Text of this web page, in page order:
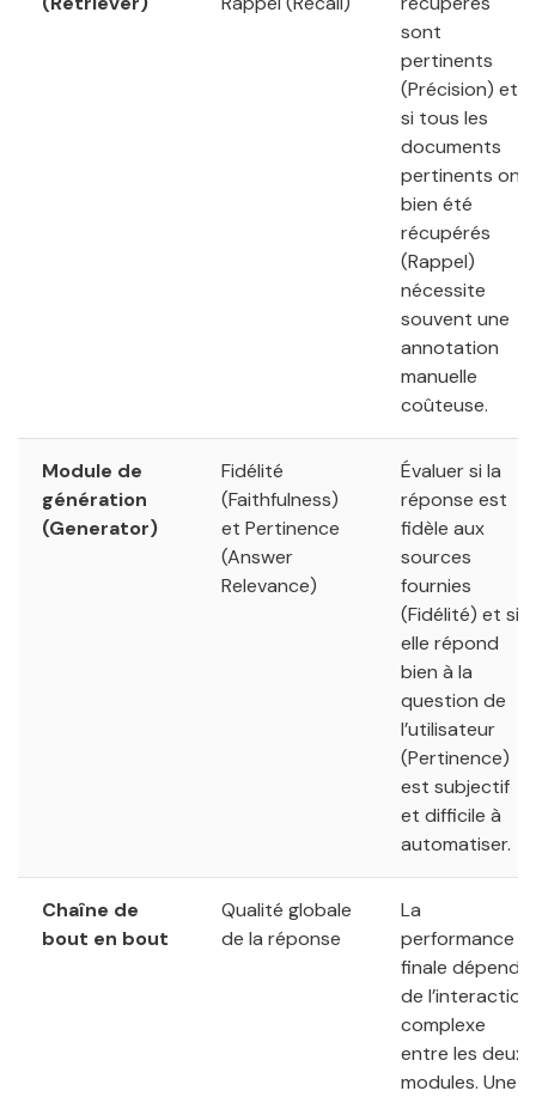
sont
pertinents
(Précision) et
si tous les
documents
pertinents ont
bien été
récupérés
(Rappel)
nécessite
souvent une
annotation
manuelle
coûteuse.
Module de
génération
(Generator)
Fidélité
(Faithfulness)
et Pertinence
(Answer
Relevance)
Évaluer si la
réponse est
fidèle aux
sources
fournies
(Fidélité) et si
elle répond
bien à la
question de
l’utilisateur
(Pertinence)
est subjectif
et difficile à
automatiser.
Chaîne de
bout en bout
Qualité globale
de la réponse
La
performance
finale dépend
de l’interaction
complexe
entre les deux
modules. Une